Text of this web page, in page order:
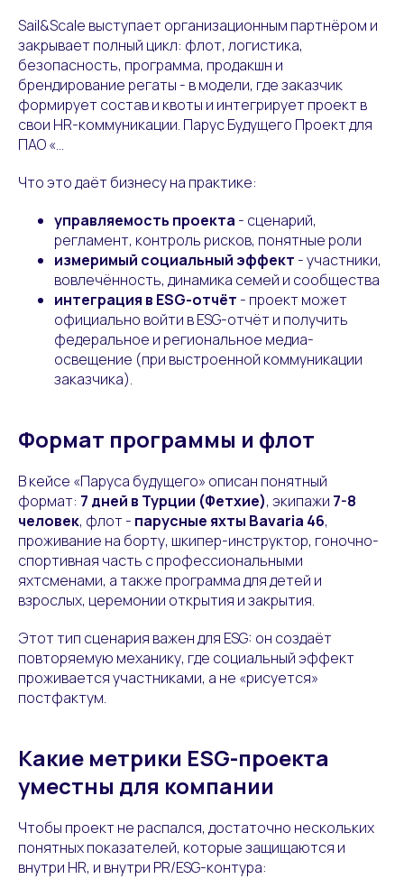
Sail&Scale выступает организационным партнёром и
закрывает полный цикл: флот, логистика,
безопасность, программа, продакшн и
брендирование регаты - в модели, где заказчик
формирует состав и квоты и интегрирует проект в
свои HR-коммуникации. Парус Будущего Проект для
ПАО «…
Что это даёт бизнесу на практике:
управляемость проекта - сценарий,
регламент, контроль рисков, понятные роли
измеримый социальный эффект - участники,
вовлечённость, динамика семей и сообщества
интеграция в ESG-отчёт - проект может
официально войти в ESG-отчёт и получить
федеральное и региональное медиа-
освещение (при выстроенной коммуникации
заказчика).
Формат программы и флот
В кейсе «Паруса будущего» описан понятный
формат: 7 дней в Турции (Фетхие), экипажи 7-8
человек, флот - парусные яхты Bavaria 46,
проживание на борту, шкипер-инструктор, гоночно-
спортивная часть с профессиональными
яхтсменами, а также программа для детей и
взрослых, церемонии открытия и закрытия.
Этот тип сценария важен для ESG: он создаёт
повторяемую механику, где социальный эффект
проживается участниками, а не «рисуется»
постфактум.
Какие метрики ESG-проекта
уместны для компании
Чтобы проект не распался, достаточно нескольких
понятных показателей, которые защищаются и
внутри HR, и внутри PR/ESG-контура: